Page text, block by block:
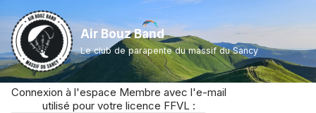
Aller
au
contenu
Air Bouz Band
Le club de parapente du massif du Sancy
Connexion à l'espace Membre avec l'e-mail
utilisé pour votre licence FFVL :